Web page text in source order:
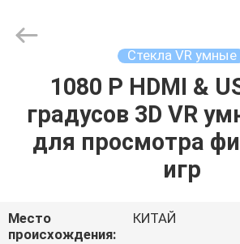
ДОМ
ПРОДУКТЫ
НАС
Technology
Стекла VR умные
1080 P HDMI &
градусов 3D VR
для просмотра
игр
Место
происхождения:
КИТАЙ